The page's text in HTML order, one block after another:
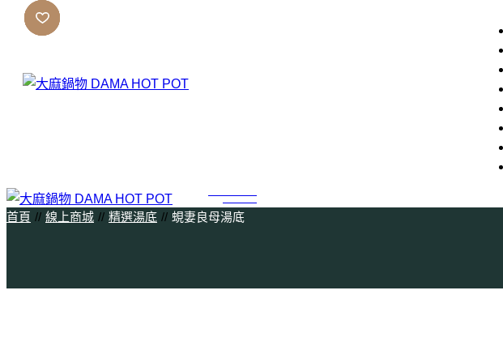
桃園火鍋QA
桃園美食QA
預約用餐
預約解惑
首頁 線上商城 精選湯底 蜆妻良母湯底